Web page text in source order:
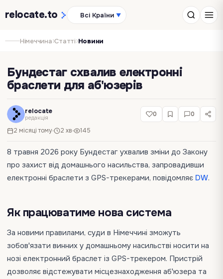
relocate.to Всі Країни ▼
Німеччина›Статті›Новини
Бундестаг схвалив електронні
браслети для аб'юзерів
relocate
редакція
2 місяці тому 2 хв 145
0 0
8 травня 2026 року Бундестаг ухвалив зміни до Закону
про захист від домашнього насильства, запровадивши
електронні браслети з GPS-трекерами, повідомляє DW.
Як працюватиме нова система
За новими правилами, суди в Німеччині зможуть
зобов'язати винних у домашньому насильстві носити на
нозі електронний браслет із GPS-трекером. Пристрій
дозволяє відстежувати місцезнаходження аб'юзера та